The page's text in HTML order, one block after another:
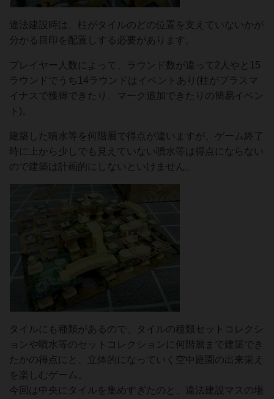
違法建設時は、柱がタイルのどの位置を支えていないかが
分かる目印を配置しする必要があります。
プレイヤー人数によって、ラウンド数が違って2人やと15
ラウンドでうち14ラウンドはイベントあり(柱がプラスマ
イナスで獲得できたり、マーク追加できたりの簡易イベン
ト)。
建築した噴水等を何階層で得点が違いますが、ゲーム終了
時に上から少しでも見えていない噴水等は得点にならない
ので建築は計画的にしないといけません。
タイルにも種類があるので、タイルの種類セットコレクシ
ョンや噴水等のセットコレクションに何階層まで建築でき
たかの得点にと、立体的になっていく空中庭園の出来栄え
を楽しむゲーム。
今回は中央にタイルを集めすぎたのと、違法建設マスの場